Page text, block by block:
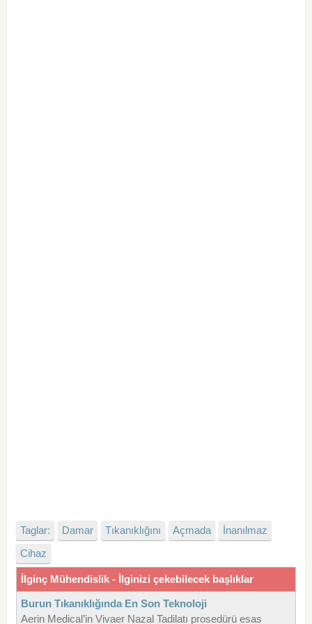
Taglar: Damar Tıkanıklığını Açmada
İnanılmaz
Cihaz
İlginç Mühendislik - İlginizi çekebilecek başlıklar
Burun Tıkanıklığında En Son Teknoloji
Aerin Medical’in Vivaer Nazal Tadilatı prosedürü esas